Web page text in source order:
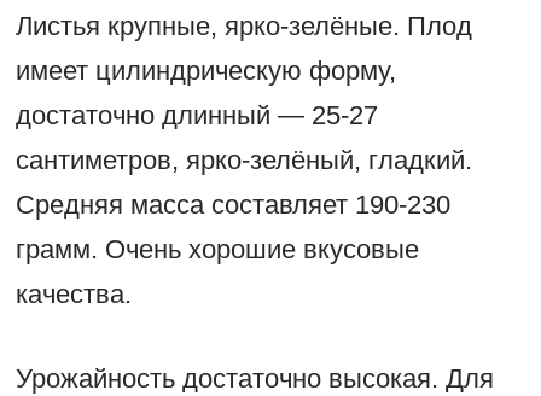
Листья крупные, ярко-зелёные. Плод
имеет цилиндрическую форму,
достаточно длинный — 25-27
сантиметров, ярко-зелёный, гладкий.
Средняя масса составляет 190-230
грамм. Очень хорошие вкусовые
качества.
Урожайность достаточно высокая. Для